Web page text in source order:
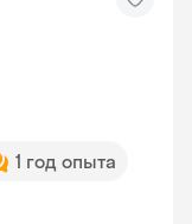
1 год опыта